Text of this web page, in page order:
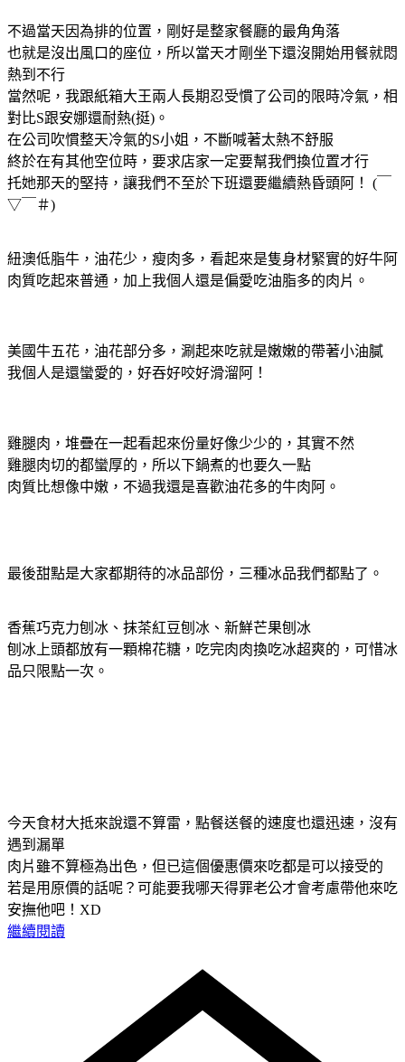
不過當天因為排的位置，剛好是整家餐廳的最角角落
也就是沒出風口的座位，所以當天才剛坐下還沒開始用餐就悶
熱到不行
當然呢，我跟紙箱大王兩人長期忍受慣了公司的限時冷氣，相
對比S跟安娜還耐熱(挺)。
在公司吹慣整天冷氣的S小姐，不斷喊著太熱不舒服
終於在有其他空位時，要求店家一定要幫我們換位置才行
托她那天的堅持，讓我們不至於下班還要繼續熱昏頭阿！ (￣
▽￣＃)
紐澳低脂牛，油花少，瘦肉多，看起來是隻身材緊實的好牛阿
肉質吃起來普通，加上我個人還是偏愛吃油脂多的肉片。
美國牛五花，油花部分多，涮起來吃就是嫩嫩的帶著小油膩
我個人是還蠻愛的，好吞好咬好滑溜阿！
雞腿肉，堆疊在一起看起來份量好像少少的，其實不然
雞腿肉切的都蠻厚的，所以下鍋煮的也要久一點
肉質比想像中嫩，不過我還是喜歡油花多的牛肉阿。
最後甜點是大家都期待的冰品部份，三種冰品我們都點了。
香蕉巧克力刨冰、抹茶紅豆刨冰、新鮮芒果刨冰
刨冰上頭都放有一顆棉花糖，吃完肉肉換吃冰超爽的，可惜冰
品只限點一次。
今天食材大抵來說還不算雷，點餐送餐的速度也還迅速，沒有
遇到漏單
肉片雖不算極為出色，但已這個優惠價來吃都是可以接受的
若是用原價的話呢？可能要我哪天得罪老公才會考慮帶他來吃
安撫他吧！XD
繼續閱讀